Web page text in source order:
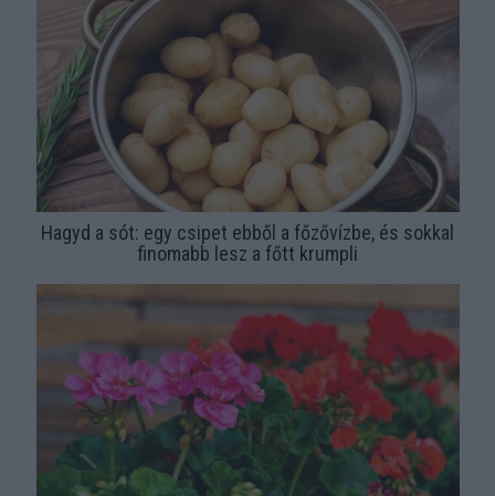
Hagyd a sót: egy csipet ebből a főzővízbe, és sokkal
finomabb lesz a főtt krumpli